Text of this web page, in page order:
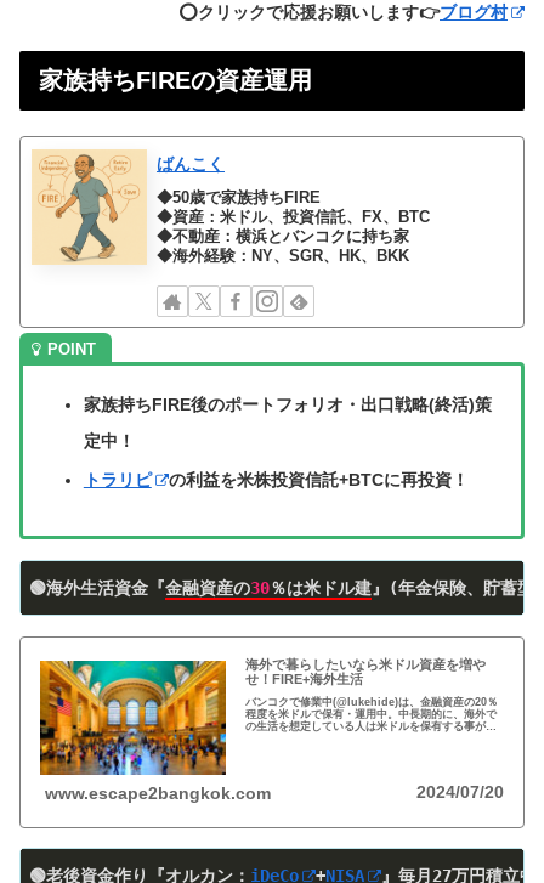
⭕️クリックで応援お願いします👉ブログ村
家族持ちFIREの資産運用
ばんこく
◆50歳で家族持ちFIRE
◆資産：米ドル、投資信託、FX、BTC
◆不動産：横浜とバンコクに持ち家
◆海外経験：NY、SGR、HK、BKK
家族持ちFIRE後のポートフォリオ・出口戦略(終活)策
定中！
トラリピ の利益を米株投資信託+BTCに再投資！
🟢海外生活資金『金融資産の30％は米ドル建』(年金保険、貯蓄型
海外で暮らしたいなら米ドル資産を増や
せ！FIRE+海外生活
バンコクで修業中(@lukehide)は、金融資産の20％
程度を米ドルで保有・運用中。中長期的に、海外で
の生活を想定している人は米ドルを保有する事がお
www.escape2bangkok.com 2024/07/20
🟢老後資金作り『オルカン： iDeCo +NISA 』 毎月27万円積立中